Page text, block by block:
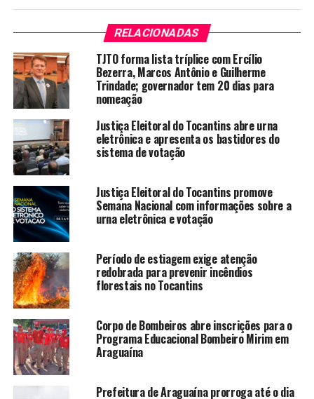
RELACIONADAS
TJTO forma lista tríplice com Ercílio
Bezerra, Marcos Antônio e Guilherme
Trindade; governador tem 20 dias para
nomeação
Justiça Eleitoral do Tocantins abre urna
eletrônica e apresenta os bastidores do
sistema de votação
Justiça Eleitoral do Tocantins promove
Semana Nacional com informações sobre a
urna eletrônica e votação
Período de estiagem exige atenção
redobrada para prevenir incêndios
florestais no Tocantins
Corpo de Bombeiros abre inscrições para o
Programa Educacional Bombeiro Mirim em
Araguaína
Prefeitura de Araguaína prorroga até o dia